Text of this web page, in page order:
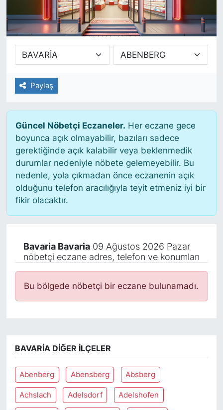
Paylaş
Güncel Nöbetçi Eczaneler. Her eczane gece
boyunca açık olmayabilir, bazıları sadece
gerektiğinde açık kalabilir veya beklenmedik
durumlar nedeniyle nöbete gelemeyebilir. Bu
nedenle, yola çıkmadan önce eczanenin açık
olduğunu telefon aracılığıyla teyit etmeniz iyi bir
fikir olacaktır.
Bavaria Bavaria09 Ağustos 2026 Pazar
nöbetçi eczane adres, telefon ve konumları
Bu bölgede nöbetçi bir eczane bulunamadı.
BAVARIA DIĞER İLÇELER
Abenberg Abensberg Absberg
Achslach Adelsdorf Adelshofen
SİYASET
SAĞLIK